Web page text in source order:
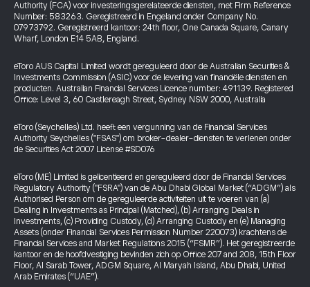
Authority (FCA) voor investeringsgerelateerde diensten, met Firm Reference
Number: 583263. Geregistreerd in Engeland onder Company No.
07973792. Geregistreerd kantoor: 24th floor, One Canada Square, Canary
Wharf, London E14 5AB, England.
eToro AUS Capital Limited wordt gereguleerd door de Australian Securities &
Investments Commission (ASIC) voor de levering van financiële diensten en
producten. Australian Financial Services Licence number: 491139. Registered
Office: Level 3, 60 Castlereagh Street, Sydney NSW 2000, Australia
eToro (Seychelles) Ltd. heeft een vergunning van de Financial Services
Authority Seychelles ("FSAS") om broker-dealer-diensten te verlenen onder
de Securities Act 2007 License #SD076
eToro (ME) Limited is gelicentieerd en gereguleerd door de Financial Services
Regulatory Authority ("FSRA") van de Abu Dhabi Global Market (“ADGM”) als
Authorised Person om de gereguleerde activiteiten uit te voeren van (a)
Dealing in Investments as Principal (Matched), (b) Arranging Deals in
Investments, (c) Providing Custody, (d) Arranging Custody en (e) Managing
Assets (onder Financial Services Permission Number 220073) krachtens de
Financial Services and Market Regulations 2015 (“FSMR”). Het geregistreerde
kantoor en de hoofdvestiging bevinden zich op Office 207 and 208, 15th Floor
Floor, Al Sarab Tower, ADGM Square, Al Maryah Island, Abu Dhabi, United
Arab Emirates (“UAE”).